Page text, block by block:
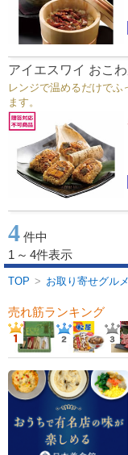
アイエスワイ おこ
レンジで温めるだけで
ます。
4 件中
1 ～ 4件表示
TOP > お取り寄せグルメ
売れ筋ランキング